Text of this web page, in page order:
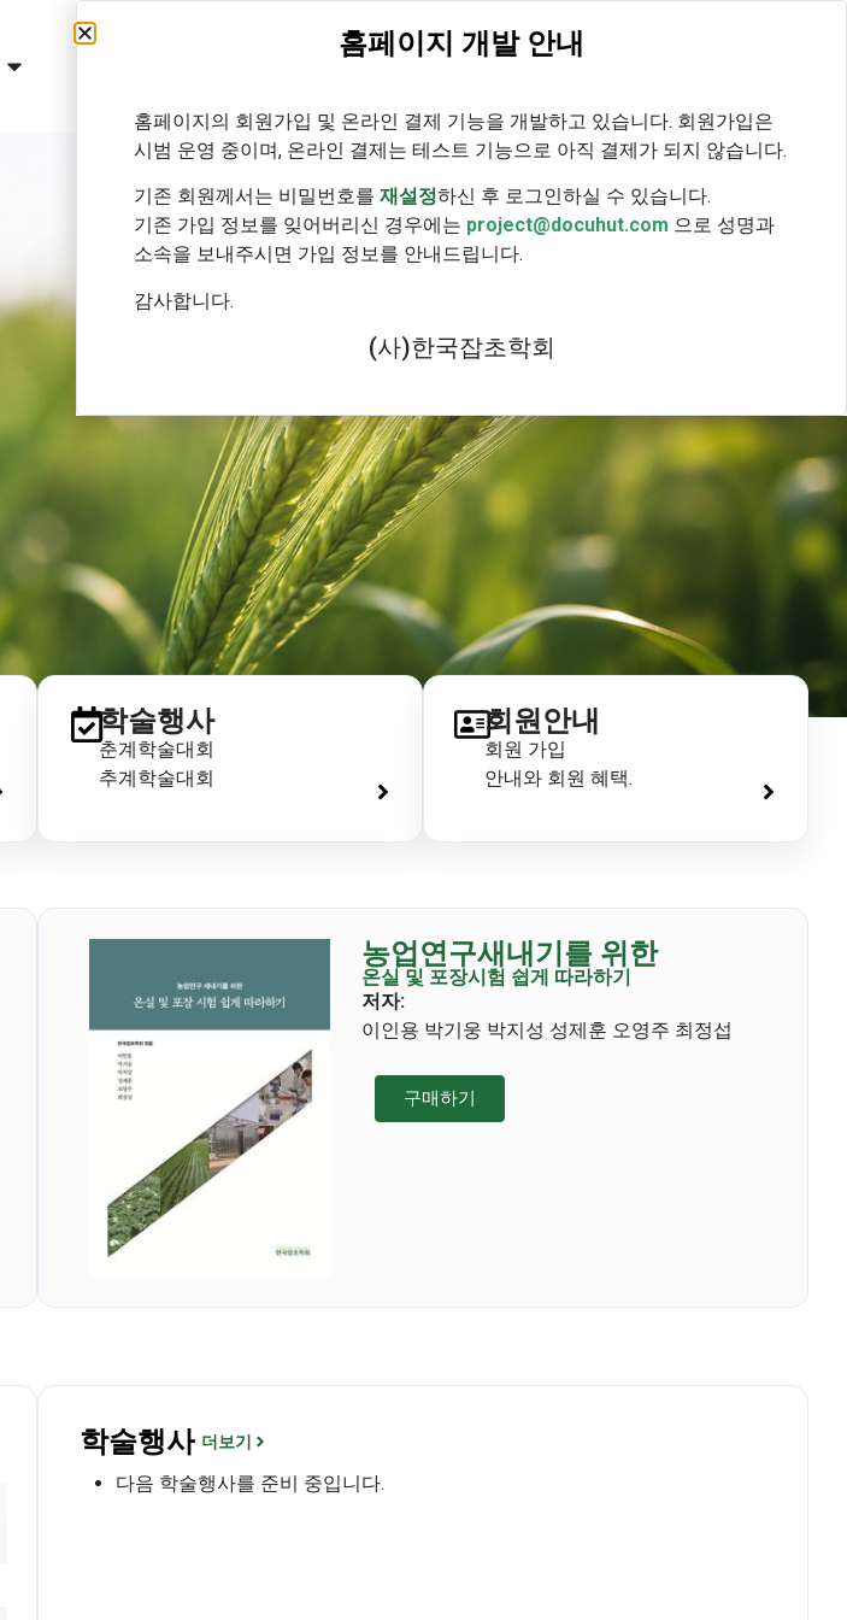
공지사항 자료실
학술행사
춘계학술대회
추계학술대회
회원안내
회원 가입
안내와 회원 혜택.
농업연구새내기를 위한
온실 및 포장시험 쉽게 따라하기
저자:
이인용 박기웅 박지성 성제훈 오영주 최정섭
구매하기
학술행사 더보기
다음 학술행사를 준비 중입니다.
홈페이지 개발 안내
홈페이지의 회원가입 및 온라인 결제 기능을 개발하고 있습니다. 회원가입은
시범 운영 중이며, 온라인 결제는 테스트 기능으로 아직 결제가 되지 않습니다.
기존 회원께서는 비밀번호를 재설정하신 후 로그인하실 수 있습니다.
기존 가입 정보를 잊어버리신 경우에는 project@docuhut.com 으로 성명과
소속을 보내주시면 가입 정보를 안내드립니다.
감사합니다.
(사)한국잡초학회